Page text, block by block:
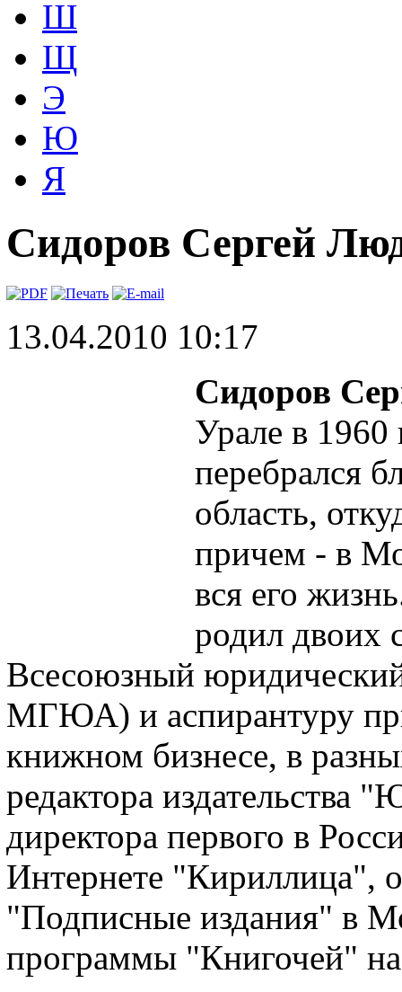
Ш
Щ
Э
Ю
Я
Сидоров Сергей
13.04.2010 10:17
Сидоров
Урале в 1960
перебрался
область,
причем - в
вся его
родил двоих
Всесоюзный
МГЮА) и аспирантуру
книжном бизнесе, в
редактора издательства
директора первого в
Интернете "Кириллица",
"Подписные издания" в
программы "Книгочей"